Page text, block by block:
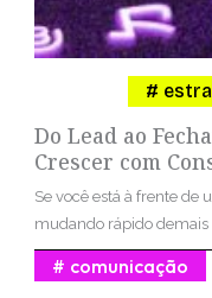
Do Lead ao
Crescer com
Se você está à frente de
mudando rápido demais
comunicação